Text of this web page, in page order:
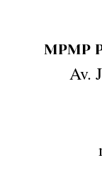
MPMP
Av.